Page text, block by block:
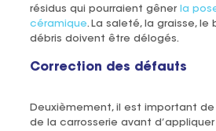
résidus qui pourraient gêner la
céramique. La saleté, la graisse,
débris doivent être délogés.
Correction des défauts
Deuxièmement, il est important
de la carrosserie avant